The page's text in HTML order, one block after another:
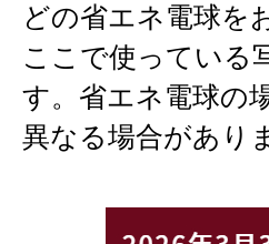
どの省エネ電球を
ここで使っている
す。省エネ電球の
異なる場合があり